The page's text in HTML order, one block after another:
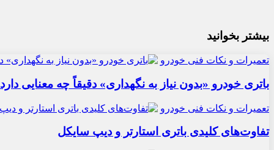
بیشتر بخوانید
تعمیرات و نکات فنی خودرو
باتری خودرو «بدون نیاز به نگهداری» دقیقاً چه معنایی
تعمیرات و نکات فنی خودرو
تفاوت‌های کلیدی باتری استارتر و دیپ سایکل